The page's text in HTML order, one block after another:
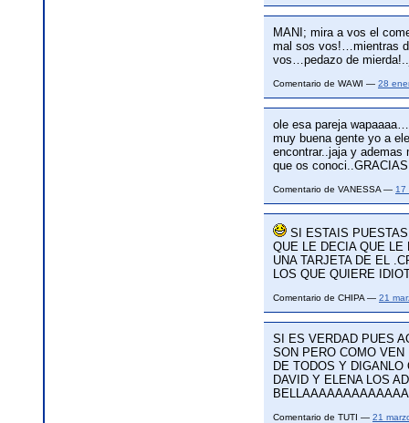
MANI; mira a vos el
mal sos vos!…mientras
vos…pedazo de
Comentario de WAWI — 28
ole esa pareja
muy buena gente yo a
encontrar..jaja y ademas
que os
Comentario de VANESSA — 17
SI ESTAIS
QUE LE DECIA QUE LE
UNA TARJETA DE EL
LOS QUE QUIERE
Comentario de CHIPA — 21
SI ES VERDAD PUES
SON PERO COMO
DE TODOS Y
DAVID Y ELENA LOS
Comentario de TUTI — 21